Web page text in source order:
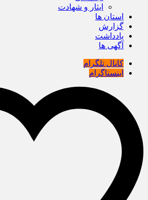
ایثار و شهادت
استان ها
گزارش
یادداشت
آگهی ها
کانال تلگرام
اینستاگرام